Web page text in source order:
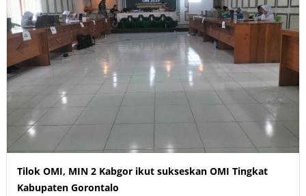
Tilok OMI, MIN 2 Kabgor ikut sukseskan OMI Tingkat
Kabupaten Gorontalo